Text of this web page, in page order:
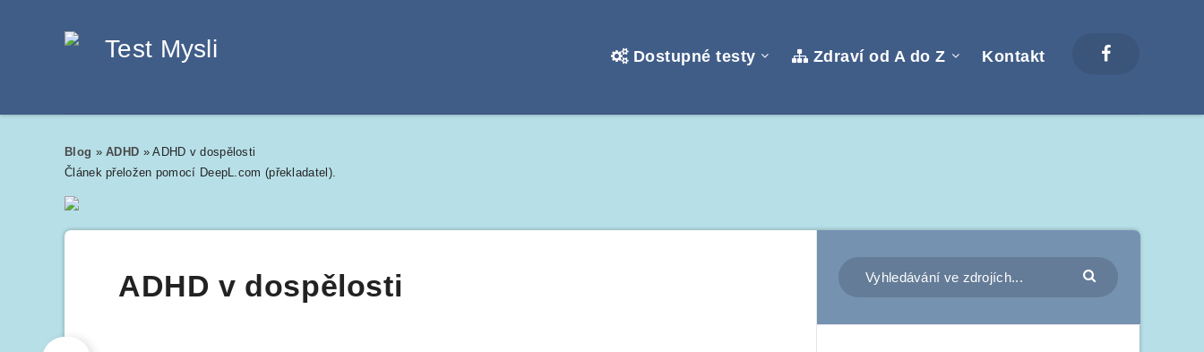
Dostupné testy Zdraví od A do Z Kontakt
Blog »ADHD »ADHD v dospělosti
Článek přeložen pomocí DeepL.com (překladatel).
ADHD v dospělosti